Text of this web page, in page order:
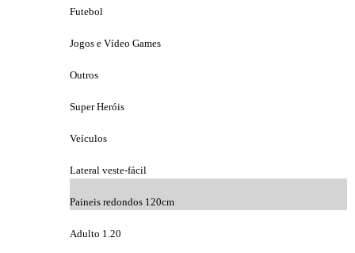
Futebol
Jogos e Vídeo Games
Outros
Super Heróis
Veículos
Lateral veste-fácil
Paineis redondos 120cm
Adulto 1.20